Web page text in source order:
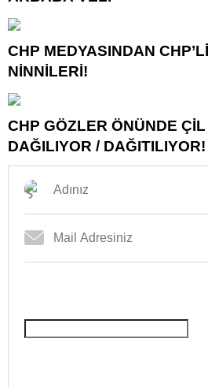
CHP MEDYASINDAN
NİNNİLERİ!
CHP GÖZLER ÖNÜNDE
DAĞILIYOR / DAĞITILIYOR!